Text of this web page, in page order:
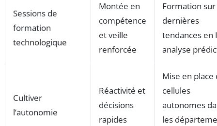
Sessions de
formation
technologique
Montée en
compétence
et veille
renforcée
Formation
dernières
tendances en
analyse
Cultiver
l’autonomie
Réactivité et
décisions
rapides
Mise en place
cellules
autonomes
les